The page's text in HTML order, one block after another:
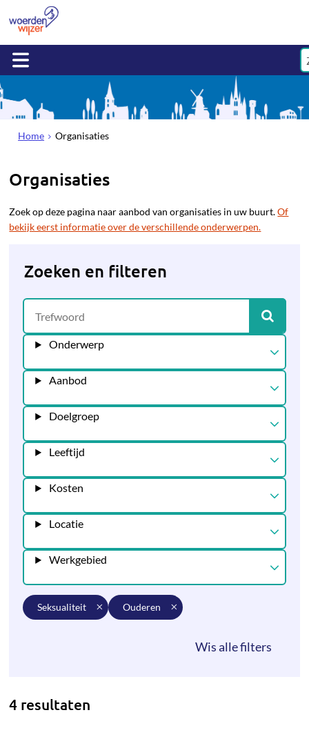
Home Organisaties
Organisaties
Zoek op deze pagina naar aanbod van organisaties in uw buurt.Of
bekijk eerst informatie over de verschillende onderwerpen.
Zoeken en filteren
Onderwerp
Aanbod
Doelgroep
Leeftijd
Kosten
Locatie
Werkgebied
seksualiteit ouderen
4 resultaten